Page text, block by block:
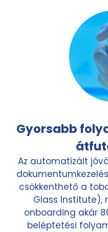
Gyorsabb
Az automatizált
csökkenthető a
Glass
onboarding akár
beléptetési